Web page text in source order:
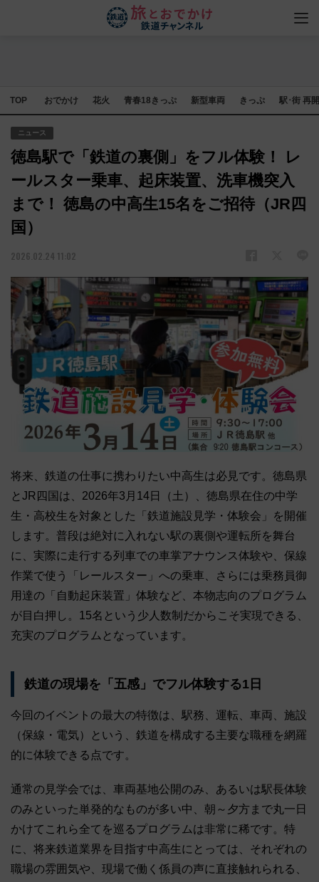
TOP おでかけ 花火 青春18きっぷ 新型車両 きっぷ 駅･街 再
ニュース
徳島駅で「鉄道の裏側」をフル体験！ レ
ールスター乗車、起床装置、洗車機突入
まで！ 徳島の中高生15名をご招待（JR四
国）
2026.02.24 11:02
将来、鉄道の仕事に携わりたい中高生は必見です。徳島県
とJR四国は、2026年3月14日（土）、徳島県在住の中学
生・高校生を対象とした「鉄道施設見学・体験会」を開催
します。普段は絶対に入れない駅の裏側や運転所を舞台
に、実際に走行する列車での車掌アナウンス体験や、保線
作業で使う「レールスター」への乗車、さらには乗務員御
用達の「自動起床装置」体験など、本物志向のプログラム
が目白押し。15名という少人数制だからこそ実現できる、
充実のプログラムとなっています。
鉄道の現場を「五感」でフル体験する1日
今回のイベントの最大の特徴は、駅務、運転、車両、施設
（保線・電気）という、鉄道を構成する主要な職種を網羅
的に体験できる点です。
通常の見学会では、車両基地公開のみ、あるいは駅長体験
のみといった単発的なものが多い中、朝～夕方まで丸一日
かけてこれら全てを巡るプログラムは非常に稀です。特
に、将来鉄道業界を目指す中高生にとっては、それぞれの
職場の雰囲気や、現場で働く係員の声に直接触れられる、